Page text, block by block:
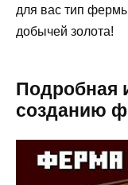
для вас тип
добычей золота!
Подробная
созданию